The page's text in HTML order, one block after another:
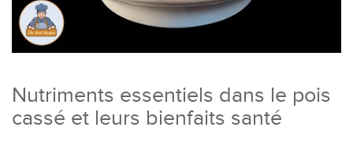
Nutriments essentiels dans le pois
cassé et leurs bienfaits santé